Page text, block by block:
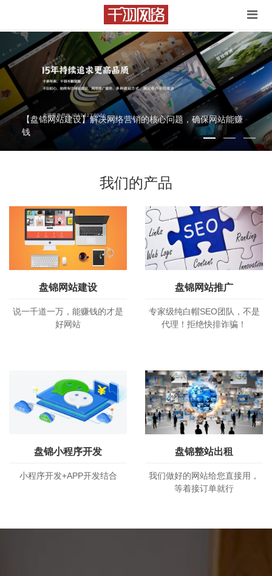
【盘锦网站建设】解决网络营销的核心问题，确保网站能赚
钱
我们的产品
盘锦网站建设
说一千道一万，能赚钱的才是
好网站
盘锦网站推广
专家级纯白帽SEO团队，不是
代理！拒绝快排诈骗！
盘锦小程序开发
小程序开发+APP开发结合
盘锦整站出租
我们做好的网站给您直接用，
等着接订单就行